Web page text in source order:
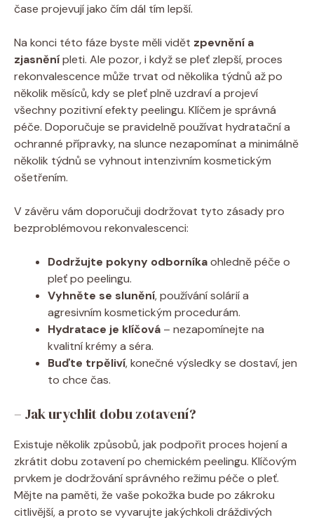
čase projevují jako čím dál tím lepší.
Na konci této fáze byste měli vidět zpevnění a
zjasněnípleti. Ale pozor, i když se pleť zlepší, proces
rekonvalescence může trvat od několika týdnů až po
několik měsíců, kdy se pleť plně uzdraví a projeví
všechny pozitivní efekty peelingu. Klíčem je správná
péče. Doporučuje se pravidelně používat hydratační a
ochranné přípravky, na slunce nezapomínat a minimálně
několik týdnů se vyhnout intenzivním kosmetickým
ošetřením.
V závěru vám doporučuji dodržovat tyto zásady pro
bezproblémovou rekonvalescenci:
Dodržujte pokyny odborníkaohledně péče o
pleť po peelingu.
Vyhněte se slunění, používání solárií a
agresivním kosmetickým procedurám.
Hydratace je klíčová – nezapomínejte na
kvalitní krémy a séra.
Buďte trpěliví, konečné výsledky se dostaví, jen
to chce čas.
– Jak urychlit dobu zotavení?
Existuje několik způsobů, jak podpořit proces hojení a
zkrátit dobu zotavení po chemickém peelingu. Klíčovým
prvkem je dodržování správného režimu péče o pleť.
Mějte na paměti, že vaše pokožka bude po zákroku
citlivější, a proto se vyvarujte jakýchkoli dráždivých